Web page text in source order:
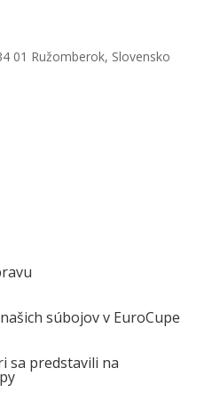
01 Ružomberok, Slovensko
súbojov v EuroCupe
sa predstavili na